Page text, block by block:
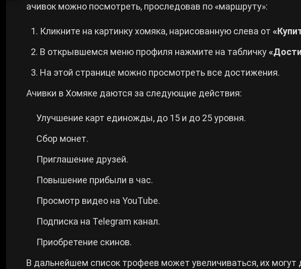
ачивок можно посмотреть, проследовав по «маршруту»:
Кликните на картинку хомяка, нарисованную слева от
В открывшемся меню профиля нажмите на табличку
На этой странице можно просмотреть все достижения.
Ачивки в Хомяке даются за следующие действия:
Улучшение карт единожды, до 15 и до 25 уровня.
Сбор монет.
Приглашение друзей.
Повышение прибыли в час.
Просмотр видео на YouTube.
Подписка на Telegram канал.
Приобретение скинов.
В дальнейшем список трофеев может увеличиваться, их могут